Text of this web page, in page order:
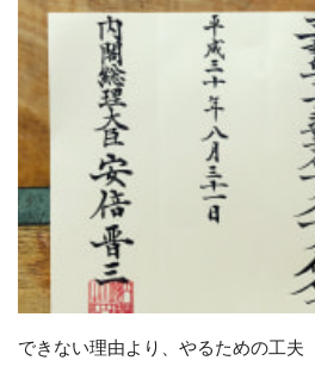
できない理由より、やるための工夫